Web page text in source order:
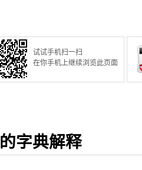
试试手机扫一扫
在你手机上继续浏览此页面
字典解释